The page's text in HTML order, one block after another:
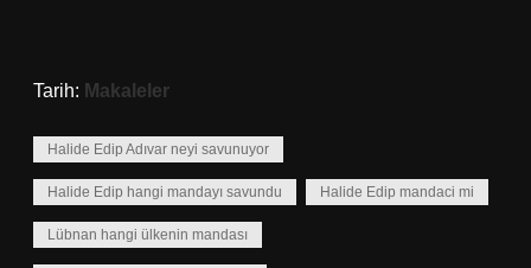
Tarih: Makaleler
Halide Edip Adıvar neyi savunuyor
Halide Edip hangi mandayı savundu Halide Edip mandaci mi
Lübnan hangi ülkenin mandası